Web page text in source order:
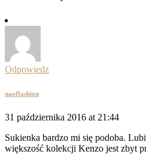
Odpowiedz
naoffashion
31 października 2016 at 21:44
Sukienka bardzo mi się podoba.
większość kolekcji Kenzo jest zbyt